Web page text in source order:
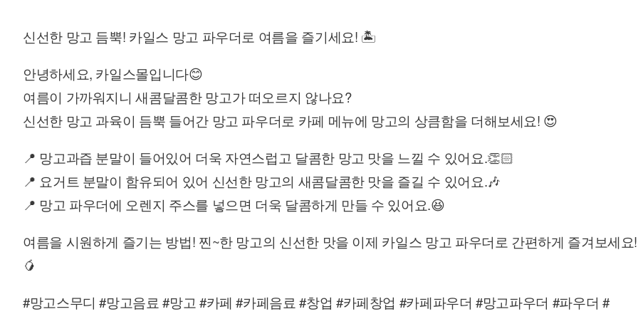
신선한 망고 듬뿍! 카일스 망고 파우더로 여름을 즐기세요! 🏝️
안녕하세요, 카일스몰입니다😊
여름이 가까워지니 새콤달콤한 망고가 떠오르지 않나요?
신선한 망고 과육이 듬뿍 들어간 망고 파우더로 카페 메뉴에 망고의 상큼함을 더해보세요! 😍
📍 망고과즙 분말이 들어있어 더욱 자연스럽고 달콤한 망고 맛을 느낄 수 있어요.👏🏻
📍 요거트 분말이 함유되어 있어 신선한 망고의 새콤달콤한 맛을 즐길 수 있어요.🎶
📍 망고 파우더에 오렌지 주스를 넣으면 더욱 달콤하게 만들 수 있어요.😆
여름을 시원하게 즐기는 방법! 찐~한 망고의 신선한 맛을 이제 카일스 망고 파우더로 간편하게 즐겨보세요
🥭
#망고스무디 #망고음료 #망고 #카페 #카페음료 #창업 #카페창업 #카페파우더 #망고파우더 #파우더 #